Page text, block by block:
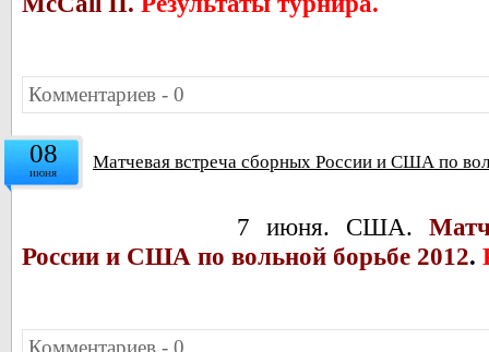
Комментариев - 0
08
июня Матчевая встреча сборных России и США по
7 июня. США.
России и США по вольной борьбе 2012.
Комментариев - 0